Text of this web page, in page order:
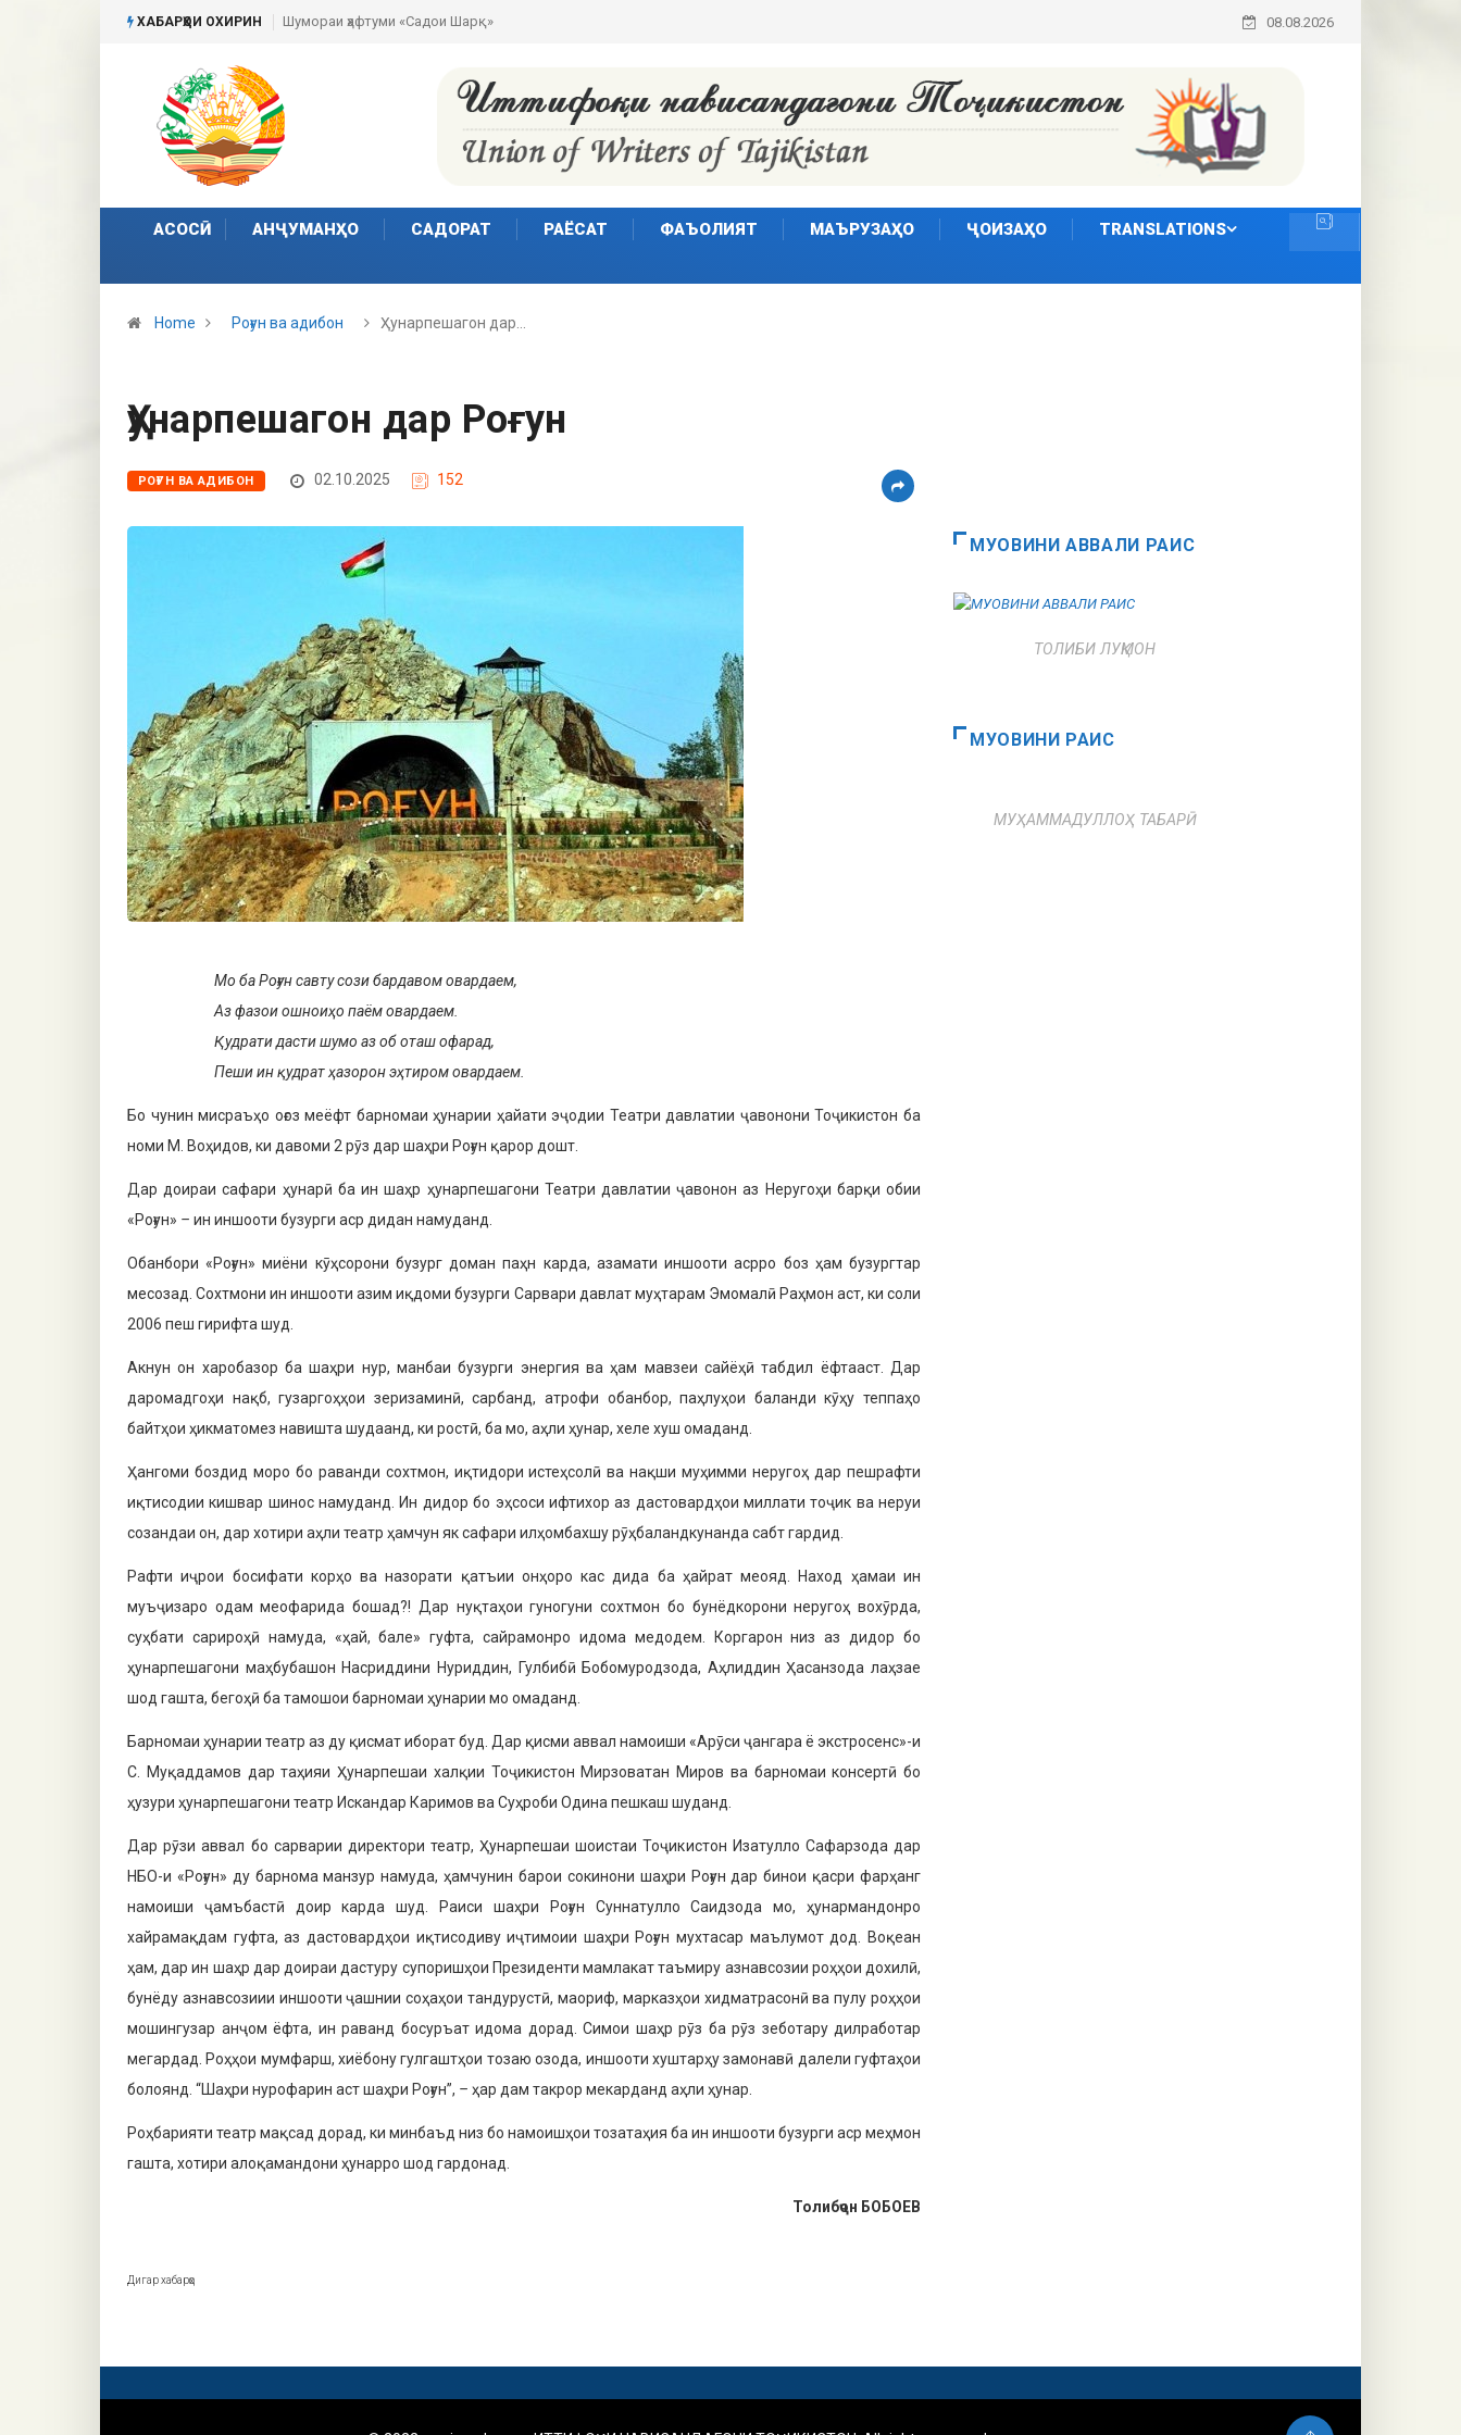
ХАБАРҲОИ ОХИРИН Шумораи ҳафтуми «Садои Шарқ» 08.08.2026
АСОСӢ АНҶУМАНҲО САДОРАТ РАЁСАТ ФАЪОЛИЯТ МАЪРУЗАҲО ҶОИЗАҲО TRANSLATIONS
Home Роғун ва адибон Ҳунарпешагон дар…
Ҳунарпешагон дар Роғун
РОҒУН ВА АДИБОН 02.10.2025 152
Мо ба Роғун савту созибардавом овардаем,
Аз фазои ошноиҳо паёмовардаем.
Қудрати дасти шумо аз об оташ офарад,
Пеши ин қудрат ҳазоронэҳтиром овардаем.
Бо чунин мисраъҳо оғоз меёфт барномаи ҳунарии ҳайати эҷодии Те­атри давлатии ҷавонони Тоҷикистон ба
номи М. Воҳидов, ки давоми 2 рӯз дар шаҳри Роғун қарор дошт.
Дар доираи сафари ҳунарӣ ба ин шаҳр ҳунарпешагони Театри давла­тии ҷавонон аз Неругоҳи барқи обии
«Роғун» – ин иншооти бузурги аср дидан намуданд.
Обанбори «Роғун» миёни кӯҳсорони бузург доман паҳн карда, азамати иншооти асрро боз ҳам бузургтар
месозад. Сохтмони ин иншооти азим иқдоми бузурги Сарвари давлат муҳтарам Эмомалӣ Раҳмон аст, ки соли
2006 пеш гирифта шуд.
Акнун он харобазор ба шаҳри нур, манбаи бузурги энергия ва ҳам мавзеи сайёҳӣ табдил ёфтааст. Дар
даромадгоҳи нақб, гузаргоҳҳои зеризаминӣ, сарбанд, атрофи обанбор, паҳлуҳои баланди кӯҳу теппаҳо
байтҳои ҳикматомез навишта шудаанд, ки ростӣ, ба мо, аҳли ҳунар, хеле хуш омаданд.
Ҳангоми боздид моро бо раванди сохтмон, иқтидори истеҳсолӣ ва нақши муҳимми неругоҳ дар пешрафти
иқтисодии кишвар шинос намуданд. Ин дидор бо эҳсоси ифтихор аз дастовардҳои миллати тоҷик ва неруи
созандаи он, дар хотири аҳли театр ҳамчун як сафари илҳомбахшу рӯҳбаландкунанда сабт гардид.
Рафти иҷрои босифати корҳо ва назорати қатъии онҳоро кас дида ба ҳайрат меояд. Наход ҳамаи ин
муъҷизаро одам меофарида бошад?! Дар нуқтаҳои гуногуни сохтмон бо бунёдкорони неругоҳ вохӯрда,
суҳбати сарироҳӣ намуда, «ҳай, бале» гуфта, сайрамонро идома медодем. Коргарон низ аз дидор бо
ҳунарпешагони маҳбубашон Насриддини Нуриддин, Гулбибӣ Бобомуродзода, Аҳлиддин Ҳасанзода лаҳзае
шод гашта, бегоҳӣ ба тамошои барномаи ҳунарии мо омаданд.
Барномаи ҳунарии театр аз ду қисмат иборат буд. Дар қисми ав­вал намоиши «Арӯси ҷангара ё экстросенс»-и
С. Муқаддамов дар таҳияи Ҳунарпешаи халқии Тоҷикис­тон Мирзоватан Миров ва барномаи консертӣ бо
ҳузури ҳунарпешагони театр Искандар Каримов ва Суҳроби Одина пешкаш шуданд.
Дар рӯзи аввал бо сарварии директори театр, Ҳунарпешаи шоистаи Тоҷикистон Изатулло Сафарзода дар
НБО-и «Роғун» ду барнома манзур намуда, ҳамчунин барои сокинони шаҳри Роғун дар бинои қасри фарҳанг
намоиши ҷамъбастӣ доир карда шуд. Раиси шаҳри Роғун Суннатулло Саидзода мо, ҳунармандонро
хайрамақдам гуфта, аз дастовардҳои иқтисодиву иҷтимоии шаҳри Роғун мухтасар маълумот дод. Воқеан
ҳам, дар ин шаҳр дар доираи дастуру супоришҳои Президенти мамлакат таъмиру азнавсозии роҳҳои дохилӣ,
бунёду азнавсозиии иншооти ҷашнии соҳаҳои тандурустӣ, маориф, марказҳои хидматрасонӣ ва пулу роҳҳои
мошингузар анҷом ёфта, ин раванд босуръат идома дорад. Симои шаҳр рӯз ба рӯз зеботару дилработар
мегардад. Роҳҳои мумфарш, хиёбону гулгаштҳои тозаю озода, иншооти хуштарҳу замонавӣ далели гуфтаҳои
болоянд. “Шаҳри нурофарин аст шаҳри Роғун”, – ҳар дам такрор мекарданд аҳли ҳунар.
Роҳбарияти театр мақсад дорад, ки минбаъд низ бо намоишҳои то­затаҳия ба ин иншооти бузурги аср меҳмон
гашта, хотири алоқамандони ҳунарро шод гардонад.
Толибҷон БОБОЕВ
Дигар хабарҳо
МУОВИНИ АВВАЛИ РАИС
ТОЛИБИ ЛУҚМОН
МУОВИНИ РАИС
МУҲАММАДУЛЛОҲ ТАБАРӢ